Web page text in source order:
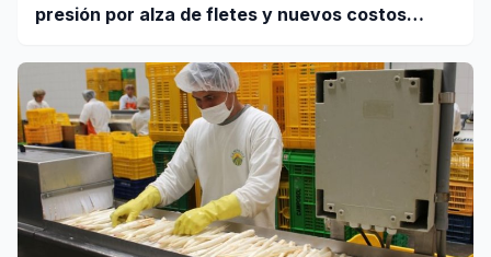
presión por alza de fletes y nuevos costos